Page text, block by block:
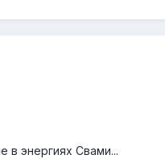
в энергиях Свами...